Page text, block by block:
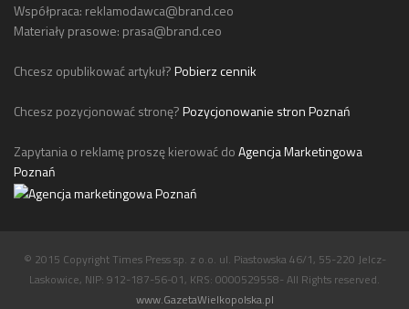
Współpraca: reklamodawca@brand.ceo
Materiały prasowe: prasa@brand.ceo
Chcesz opublikować artykuł?Pobierz cennik
Chcesz pozycjonować stronę?Pozycjonowanie stron Poznań
Zapytania o reklamę proszę kierować doAgencja Marketingowa
Poznań
© 2015 Copyright Times Press sp. z o.o. ul. Piastowska 46/1, 55-220 Jelcz-
Laskowice, NIP: 912-187-56-01, KRS: 0000529558- All Rights reserved.
www.GazetaWielkopolska.pl